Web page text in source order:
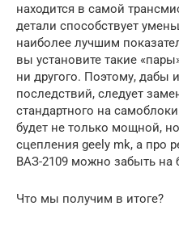
находится в самой
детали способствует
наиболее лучшим
вы установите такие
ни другого. Поэтому, дабы
последствий, следует
стандартного на
будет не только мощной,
сцепления geely mk, a про
ВАЗ-2109 можно забыть на
Что мы получим в итоге?